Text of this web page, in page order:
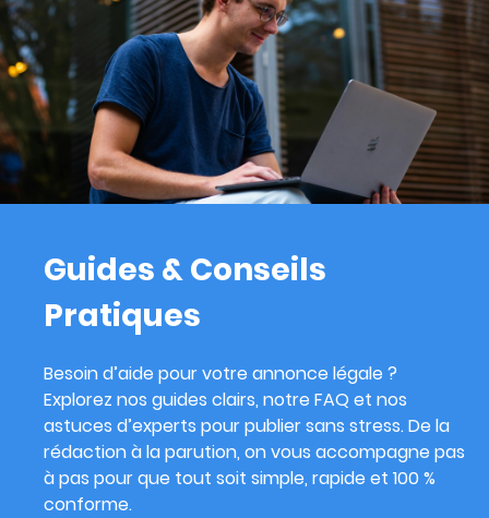
Guides & Conseils
Pratiques
Besoin d’aide pour votre annonce légale ?
Explorez nos guides clairs, notre FAQ et nos
astuces d’experts pour publier sans stress. De la
rédaction à la parution, on vous accompagne pas
à pas pour que tout soit simple, rapide et 100 %
conforme.